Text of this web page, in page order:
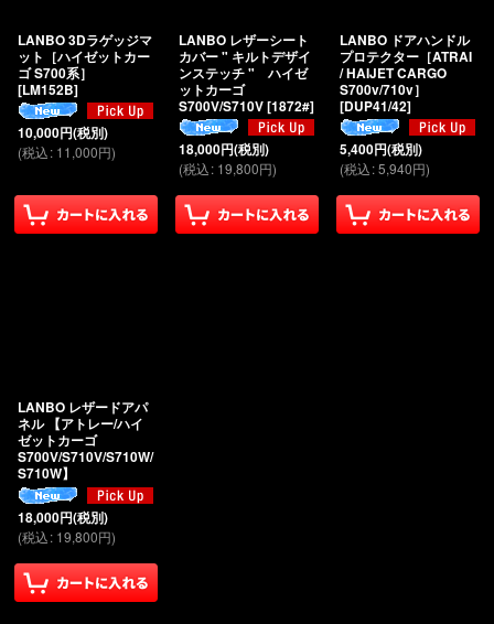
LANBO 3Dラゲッジマ
ット［ハイゼットカー
ゴ S700系］
[LM152B]
10,000円(税別)
(税込: 11,000円)
LANBO レザーシート
カバー " キルトデザイ
ンステッチ " ハイゼ
ットカーゴ
S700V/S710V[1872#]
18,000円(税別)
(税込: 19,800円)
LANBO ドアハンドル
プロテクター［ATRAI
/ HAIJET CARGO
S700v/710v］
[DUP41/42]
5,400円(税別)
(税込:5,940円)
LANBO レザードアパ
ネル 【アトレー/ハイ
ゼットカーゴ
S700V/S710V/S710W/
S710W】
18,000円(税別)
(税込: 19,800円)